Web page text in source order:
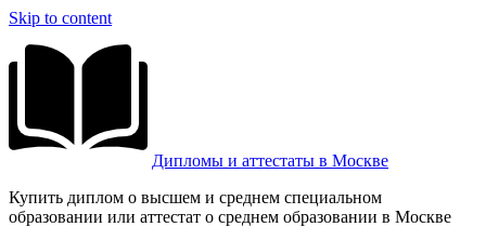
Skip to content
Дипломы и аттестаты в Москве
Купить диплом о высшем и среднем специальном
образовании или аттестат о среднем образовании в Москве